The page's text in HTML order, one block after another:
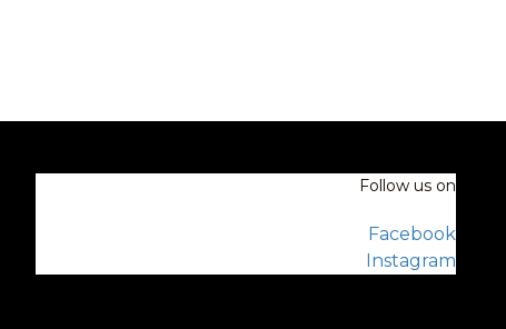
Follow us on
Facebook
Instagram